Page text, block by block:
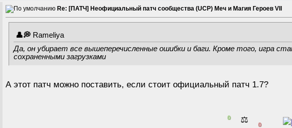
Re: [ПАТЧ] Неофициальный патч сообщества (UCP) Меч и Магия Героев VII
Rameliya
Да, он убирает все вышеперечисленные ошибки и баги. Кроме того, игра
сохраненными загрузками
А этот патч можно поставить, если стоит официальный патч 1.7?
0 ⚖️ 0